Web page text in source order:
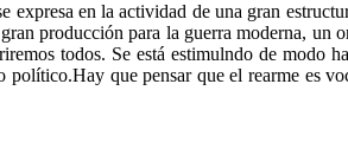
en la actividad de una gran
producción para la guerra moderna,
todos. Se está estimulndo de
que pensar que el rearme es